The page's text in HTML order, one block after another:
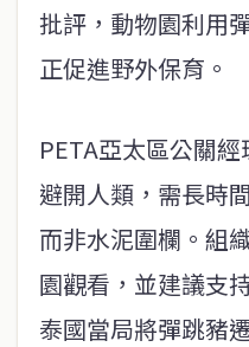
批評，動物園利用
正促進野外保育。
PETA亞太區公關
避開人類，需長時
而非水泥圍欄。組
園觀看，並建議支
泰國當局將彈跳豬